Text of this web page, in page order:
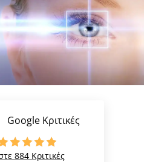
Google Κριτικές
884 Κριτικές